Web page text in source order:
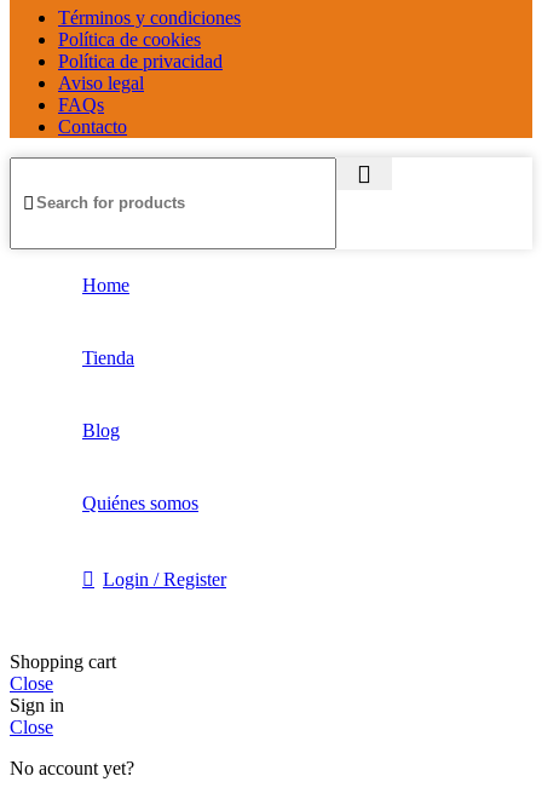
Términos y condiciones
Política de cookies
Política de privacidad
Aviso legal
FAQs
Contacto
Home
Tienda
Blog
Quiénes somos
Login / Register
Shopping cart
Close
Sign in
Close
No account yet?